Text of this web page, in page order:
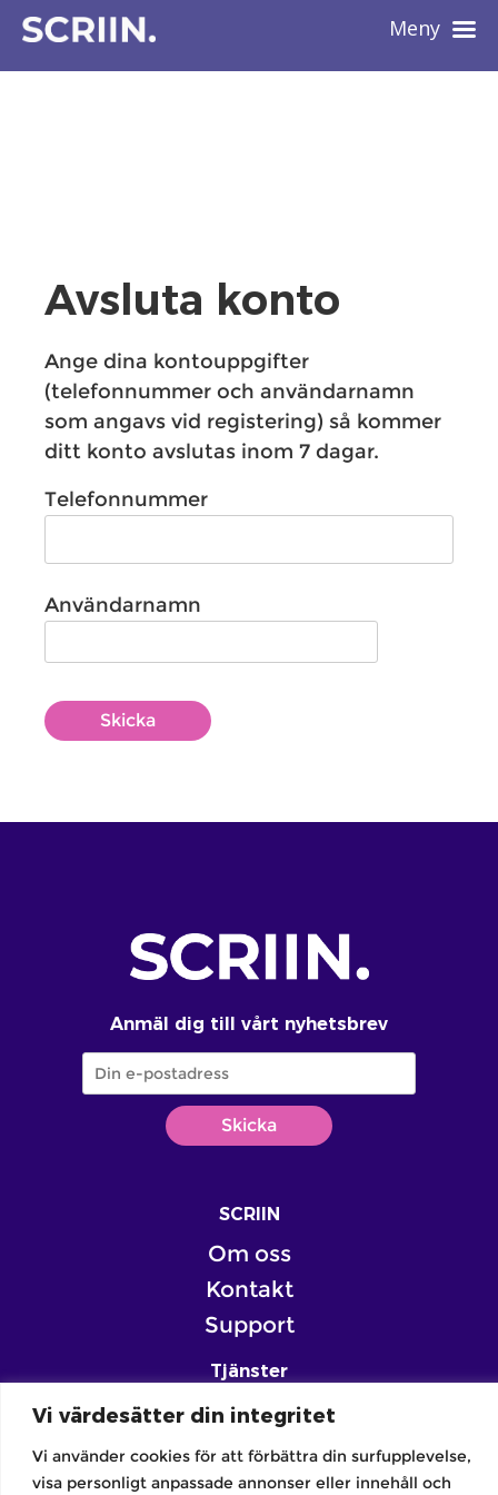
Vi värdesätter din integritet
Vi använder cookies för att förbättra din surfupplevelse,
visa personligt anpassade annonser eller innehåll och
Avsluta konto
Ange dina kontouppgifter
(telefonnummer och användarnamn
som angavs vid registering) så kommer
ditt konto avslutas inom 7 dagar.
Telefonnummer
Användarnamn
Anmäl dig till vårt nyhetsbrev
SCRIIN
Om oss
Kontakt
Support
Tjänster
Skola
Familj
Forskning
Meny